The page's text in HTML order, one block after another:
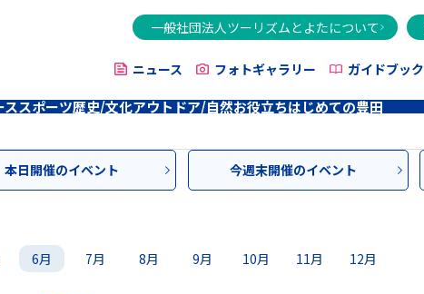
一般社団法人ツーリズムとよたについて
ニュース フォトギャラリー ガイドブック
ススポーツ歴史/文化アウトドア/自然お役立ちはじめての豊田
本日開催のイベント 今週末開催のイベント
6月 7月 8月 9月 10月 11月 12月